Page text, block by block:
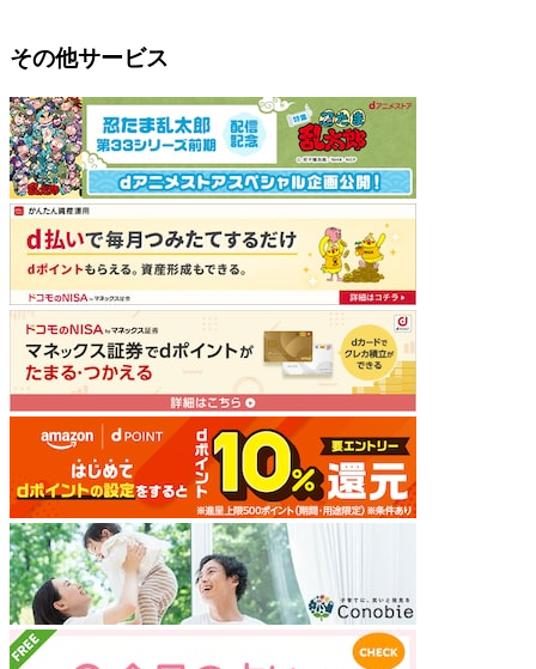
その他サービス